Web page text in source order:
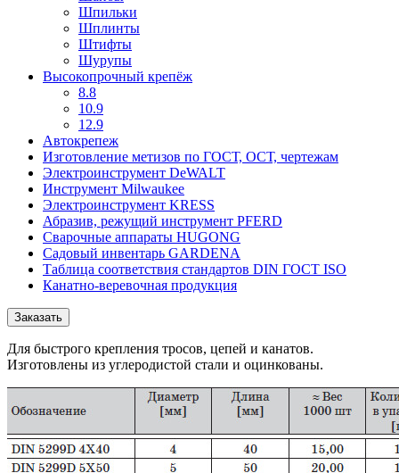
Шпильки
Шплинты
Штифты
Шурупы
Высокопрочный крепёж
8.8
10.9
12.9
Автокрепеж
Изготовление метизов по ГОСТ, ОСТ, чертежам
Электроинструмент DeWALT
Инструмент Milwaukee
Электроинструмент KRESS
Абразив, режущий инструмент PFERD
Сварочные аппараты HUGONG
Садовый инвентарь GARDENA
Таблица соответствия стандартов DIN ГОСТ ISO
Канатно-веревочная продукция
Заказать
Для быстрого крепления тросов, цепей и канатов.
Изготовлены из углеродистой стали и оцинкованы.